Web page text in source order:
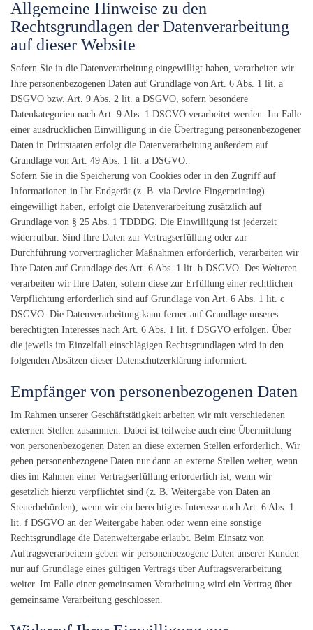
Allgemeine Hinweise zu den
Rechtsgrundlagen der Datenverarbeitung
auf dieser Website
Sofern Sie in die Datenverarbeitung eingewilligt haben, verarbeiten wir
Ihre personenbezogenen Daten auf Grundlage von Art. 6 Abs. 1 lit. a
DSGVO bzw. Art. 9 Abs. 2 lit. a DSGVO, sofern besondere
Datenkategorien nach Art. 9 Abs. 1 DSGVO verarbeitet werden. Im Falle
einer ausdrücklichen Einwilligung in die Übertragung personenbezogener
Daten in Drittstaaten erfolgt die Datenverarbeitung außerdem auf
Grundlage von Art. 49 Abs. 1 lit. a DSGVO.
Sofern Sie in die Speicherung von Cookies oder in den Zugriff auf
Informationen in Ihr Endgerät (z. B. via Device-Fingerprinting)
eingewilligt haben, erfolgt die Datenverarbeitung zusätzlich auf
Grundlage von § 25 Abs. 1 TDDDG. Die Einwilligung ist jederzeit
widerrufbar. Sind Ihre Daten zur Vertragserfüllung oder zur
Durchführung vorvertraglicher Maßnahmen erforderlich, verarbeiten wir
Ihre Daten auf Grundlage des Art. 6 Abs. 1 lit. b DSGVO. Des Weiteren
verarbeiten wir Ihre Daten, sofern diese zur Erfüllung einer rechtlichen
Verpflichtung erforderlich sind auf Grundlage von Art. 6 Abs. 1 lit. c
DSGVO. Die Datenverarbeitung kann ferner auf Grundlage unseres
berechtigten Interesses nach Art. 6 Abs. 1 lit. f DSGVO erfolgen. Über
die jeweils im Einzelfall einschlägigen Rechtsgrundlagen wird in den
folgenden Absätzen dieser Datenschutzerklärung informiert.
Empfänger von personenbezogenen Daten
Im Rahmen unserer Geschäftstätigkeit arbeiten wir mit verschiedenen
externen Stellen zusammen. Dabei ist teilweise auch eine Übermittlung
von personenbezogenen Daten an diese externen Stellen erforderlich. Wir
geben personenbezogene Daten nur dann an externe Stellen weiter, wenn
dies im Rahmen einer Vertragserfüllung erforderlich ist, wenn wir
gesetzlich hierzu verpflichtet sind (z. B. Weitergabe von Daten an
Steuerbehörden), wenn wir ein berechtigtes Interesse nach Art. 6 Abs. 1
lit. f DSGVO an der Weitergabe haben oder wenn eine sonstige
Rechtsgrundlage die Datenweitergabe erlaubt. Beim Einsatz von
Auftragsverarbeitern geben wir personenbezogene Daten unserer Kunden
nur auf Grundlage eines gültigen Vertrags über Auftragsverarbeitung
weiter. Im Falle einer gemeinsamen Verarbeitung wird ein Vertrag über
gemeinsame Verarbeitung geschlossen.